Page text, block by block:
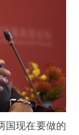
国现在要做的